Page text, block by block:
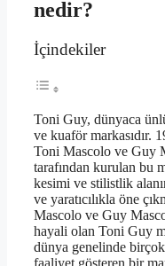
nedir?
İçindekiler
Toni Guy, dünyaca
ve kuaför markasıdır.
Toni Mascolo ve Guy
tarafından kurulan bu
kesimi ve stilistlik
ve yaratıcılıkla öne
Mascolo ve Guy
hayali olan Toni Guy
dünya genelinde